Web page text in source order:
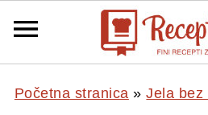
Početna stranica »Jela bez